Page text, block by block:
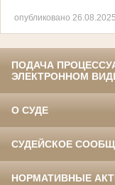
опубликовано
ПОДАЧА
ЭЛЕКТРОННОМ
О СУДЕ
СУДЕЙСКОЕ
НОРМАТИВНЫЕ